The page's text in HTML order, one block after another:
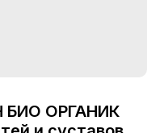
БИО ОРГАНИК